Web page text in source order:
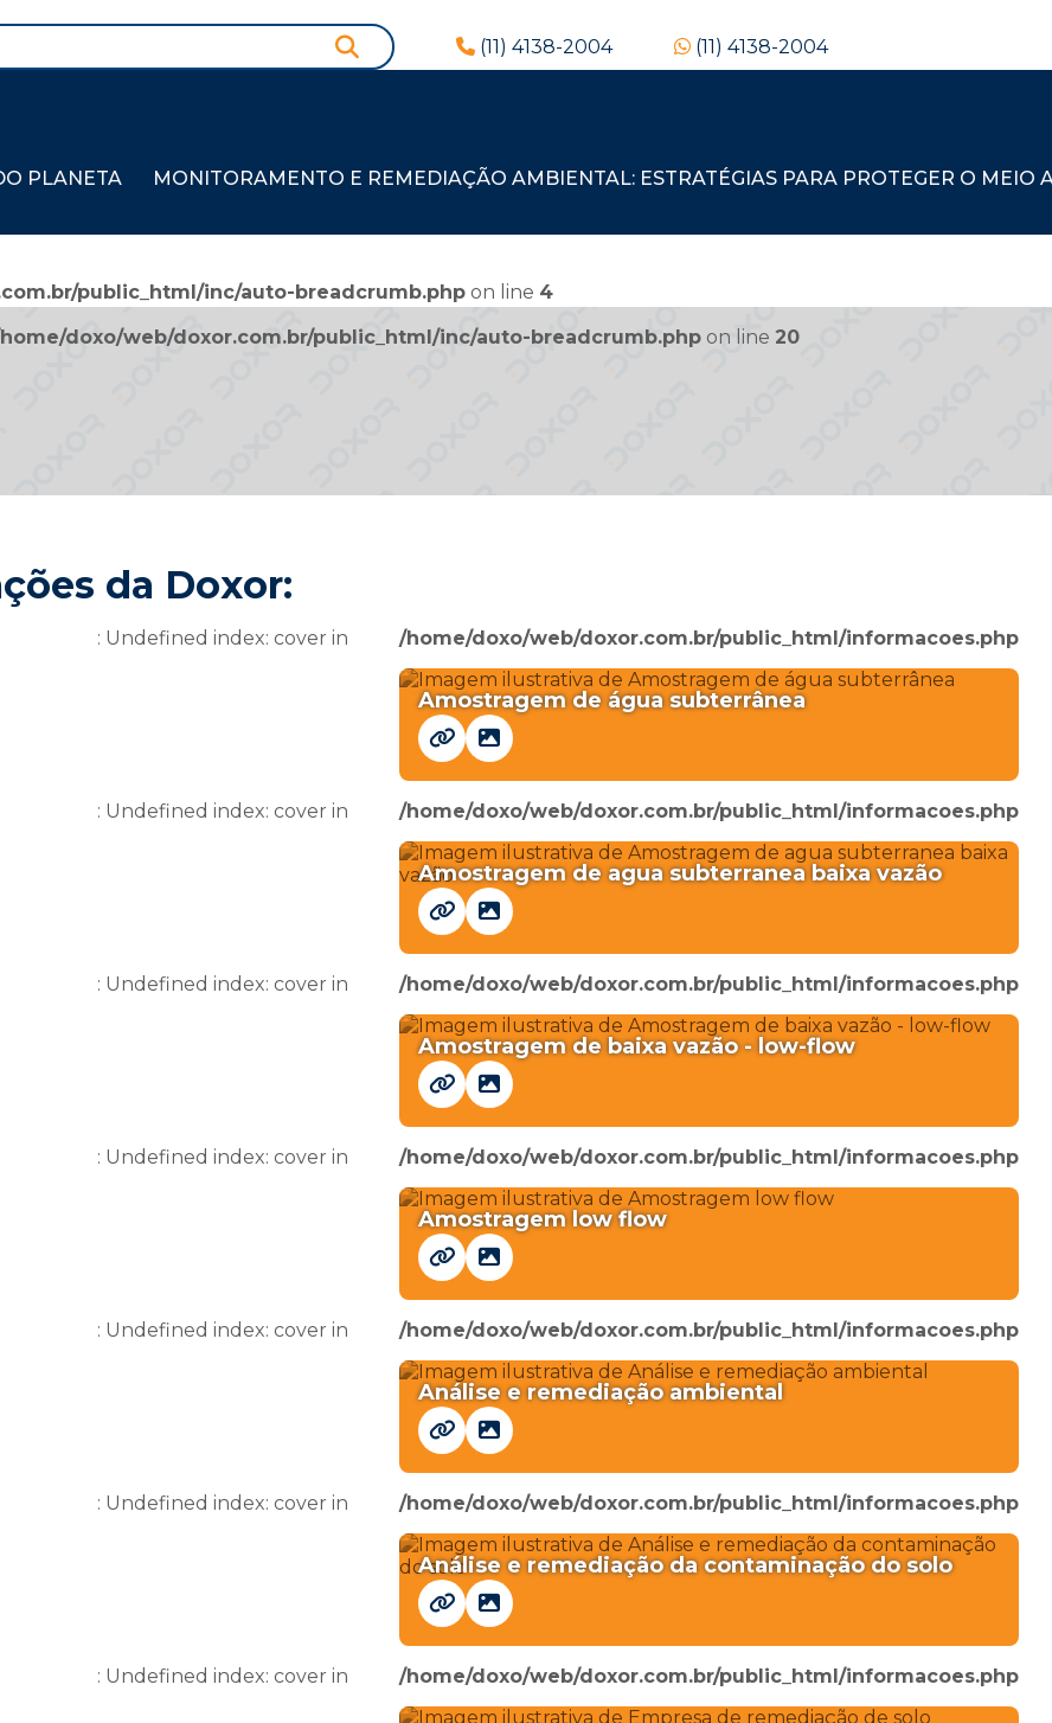
(11) 4138-2004 (11) 4138-2004
PLANETA MONITORAMENTO E REMEDIAÇÃO AMBIENTAL: ESTRATÉGIAS PARA PROTEGER O MEIO
public_html/inc/auto-breadcrumb.php on line 4
doxo/web/doxor.com.br/public_html/inc/auto-breadcrumb.php on line 20
da Doxor:
: Undefined index: cover in
/home/doxo/web/doxor.com.br/public_html/informacoes.php
Amostragem de água subterrânea
: Undefined index: cover in
/home/doxo/web/doxor.com.br/public_html/informacoes.php
Amostragem de agua subterranea baixa vazão
: Undefined index: cover in
/home/doxo/web/doxor.com.br/public_html/informacoes.php
Amostragem de baixa vazão - low-flow
: Undefined index: cover in
/home/doxo/web/doxor.com.br/public_html/informacoes.php
Amostragem low flow
: Undefined index: cover in
/home/doxo/web/doxor.com.br/public_html/informacoes.php
Análise e remediação ambiental
: Undefined index: cover in
/home/doxo/web/doxor.com.br/public_html/informacoes.php
Análise e remediação da contaminação do solo
: Undefined index: cover in
/home/doxo/web/doxor.com.br/public_html/informacoes.php